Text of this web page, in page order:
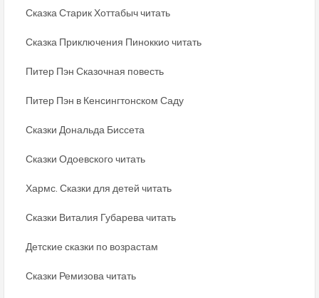
Сказка Старик Хоттабыч читать
Сказка Приключения Пиноккио читать
Питер Пэн Сказочная повесть
Питер Пэн в Кенсингтонском Саду
Сказки Дональда Биссета
Сказки Одоевского читать
Хармс. Сказки для детей читать
Сказки Виталия Губарева читать
Детские сказки по возрастам
Сказки Ремизова читать